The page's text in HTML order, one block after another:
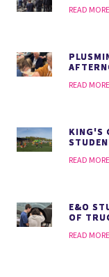
READ MORE
READ MORE
KING'S
READ MORE
E&O
OF
READ MORE